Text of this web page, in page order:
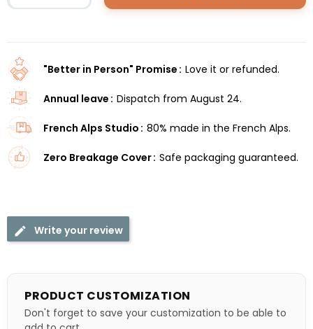
PRODUCT CUSTOMIZATION
Don't forget to save your customization to be able to
"Better in Person" Promise Love it or refunded.
Annual leave Dispatch from August 24.
French Alps Studio 80% made in the French Alps.
Zero Breakage Cover Safe packaging guaranteed.
Write your review